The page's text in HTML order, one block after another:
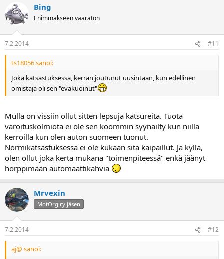
Bing
Enimmäkseen vaaraton
7.2.2014 #11
ts18056 sanoi:
Joka katsastuksessa, kerran joutunut uusintaan, kun edellinen
omistaja oli sen "evakuoinut"
Mulla on vissiin ollut sitten lepsuja katsureita. Tuota
varoituskolmiota ei ole sen koommin syynäilty kun niillä
kerroilla kun olen auton suomeen tuonut.
Normikatsastuksessa ei ole kukaan sitä kaipaillut. Ja kyllä,
olen ollut joka kerta mukana "toimenpiteessä" enkä jäänyt
hörppimään automaattikahvia
Mrvexin
MotOrg ry jäsen
7.2.2014 #12
aj@ sanoi: